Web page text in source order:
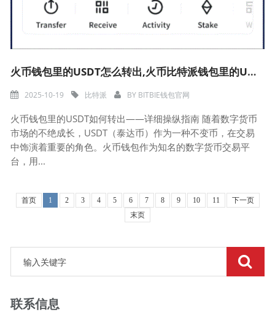
火币钱包里的USDT怎么转出,火币比特派钱包里的USDT如何转出——详细操纵指南
2025-10-19 比特派 BY BITBIE钱包官网
火币钱包里的USDT如何转出——详细操纵指南 随着数字货币
市场的不绝成长，USDT（泰达币）作为一种不变币，在交易
中饰演着重要的角色。火币钱包作为知名的数字货币交易平
台，用...
首页 1 2 3 4 5 6 7 8 9 10 11
下一页
末页
联系信息